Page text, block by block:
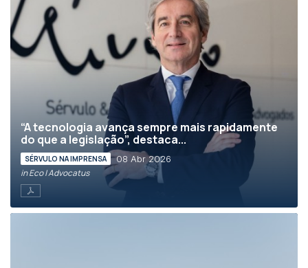
“A tecnologia avança sempre mais rapidamente
do que a legislação”, destaca...
SÉRVULO NA IMPRENSA 08 Abr 2026
in Eco | Advocatus